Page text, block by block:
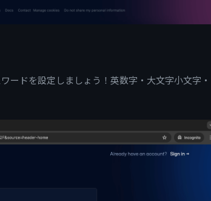
ードを設定しましょう！英数字・大文字小文字・